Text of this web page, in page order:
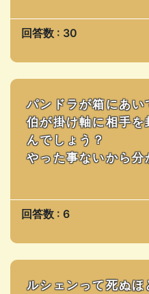
回答数 : 30
パンドラが箱にあ
伯が掛け軸に相手を
んでしょう？
やった事ないから分
回答数 : 6
ルシェンって死ぬ